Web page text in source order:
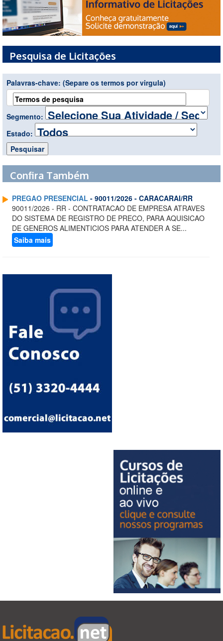
Pesquisa de Licitações
Palavras-chave: (Separe os termos por virgula)
Segmento:
Estado:
Confira Também
PREGAO PRESENCIAL - 90011/2026 - CARACARAI/RR
90011/2026 - RR - CONTRATACAO DE EMPRESA ATRAVES
DO SISTEMA DE REGISTRO DE PRECO, PARA AQUISICAO
DE GENEROS ALIMENTICIOS PARA ATENDER A SE...
Saiba mais